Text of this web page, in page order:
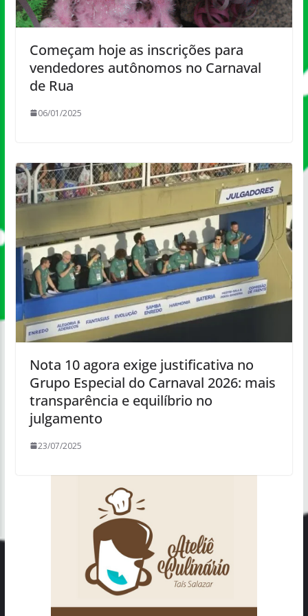
Começam hoje as inscrições para
vendedores autônomos no Carnaval
de Rua
06/01/2025
Nota 10 agora exige justificativa no
Grupo Especial do Carnaval 2026: mais
transparência e equilíbrio no
julgamento
23/07/2025